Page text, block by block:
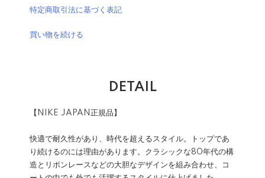
特定商取引法に基づく表記
買い物を続ける
DETAIL
【NIKE JAPAN正規品】
快適で耐久性があり、時代を超えるスタイル。トップであ
り続けるのには理由があります。クラシックな80年代の構
造とリボンレースなどの大胆なデザインを組み合わせ、コ